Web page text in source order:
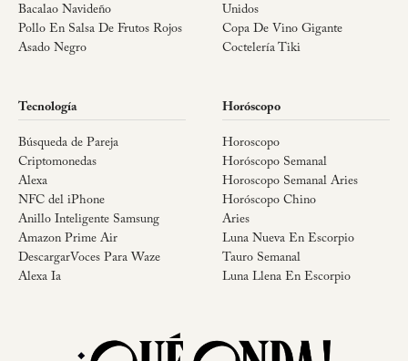
Bacalao Navideño
Pollo En Salsa De Frutos Rojos
Asado Negro
Unidos
Copa De Vino Gigante
Coctelería Tiki
Tecnología
Búsqueda de Pareja
Criptomonedas
Alexa
NFC del iPhone
Anillo Inteligente Samsung
Amazon Prime Air
DescargarVoces Para Waze
Alexa Ia
Horóscopo
Horoscopo
Horóscopo Semanal
Horoscopo Semanal Aries
Horóscopo Chino
Aries
Luna Nueva En Escorpio
Tauro Semanal
Luna Llena En Escorpio